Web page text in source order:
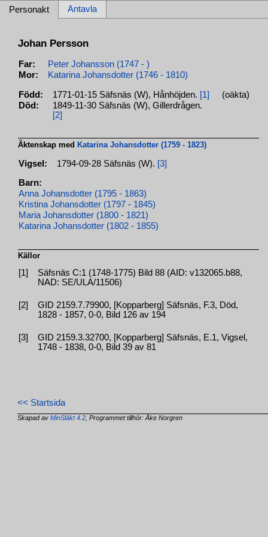
Personakt Antavla
Johan Persson
Far:
Peter Johansson (1747 - )
Mor:
Katarina Johansdotter (1746 - 1810)
Född: 1771-01-15 Säfsnäs (W), Hånhöjden. [1]
(oäkta)
Död:
1849-11-30 Säfsnäs (W), Gillerdrågen.
[2]
Äktenskap med Katarina Johansdotter (1759 - 1823)
Vigsel: 1794-09-28 Säfsnäs (W). [3]
Barn:
Anna Johansdotter (1795 - 1863)
Kristina Johansdotter (1797 - 1845)
Maria Johansdotter (1800 - 1821)
Katarina Johansdotter (1802 - 1855)
Källor
[1]
Säfsnäs C:1 (1748-1775) Bild 88 (AID: v132065.b88,
NAD: SE/ULA/11506)
[2]
GID 2159.7.79900, [Kopparberg] Säfsnäs, F.3, Död,
1828 - 1857, 0-0, Bild 126 av 194
[3]
GID 2159.3.32700, [Kopparberg] Säfsnäs, E.1, Vigsel,
1748 - 1838, 0-0, Bild 39 av 81
<< Startsida
Skapad avMinSläkt 4.2 , Programmet tillhör: Åke Norgren